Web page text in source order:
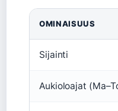
OMINAISUUS
Sijainti
Aukioloajat